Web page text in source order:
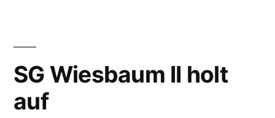
beim
SG Wiesbaum II holt
auf